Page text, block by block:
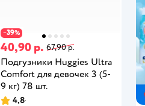
−39%
40,90 р. 67,90 р.
Подгузники Huggies Ultra
Comfort для девочек 3 (5-
9 кг) 78 шт.
4,8